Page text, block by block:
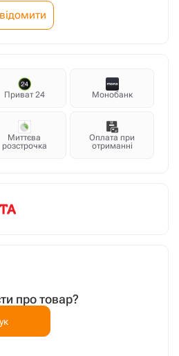
Приват 24 Монобанк
Миттєва
розстрочка
Оплата при
отриманні
про товар?